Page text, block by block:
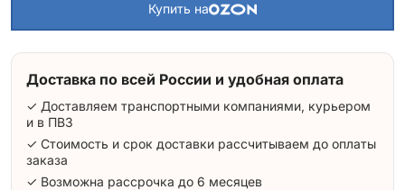
Купить на
Доставка по всей России и удобная оплата
✓ Доставляем транспортными компаниями, курьером
и в ПВЗ
✓ Стоимость и срок доставки рассчитываем до оплаты
заказа
✓ Возможна рассрочка до 6 месяцев